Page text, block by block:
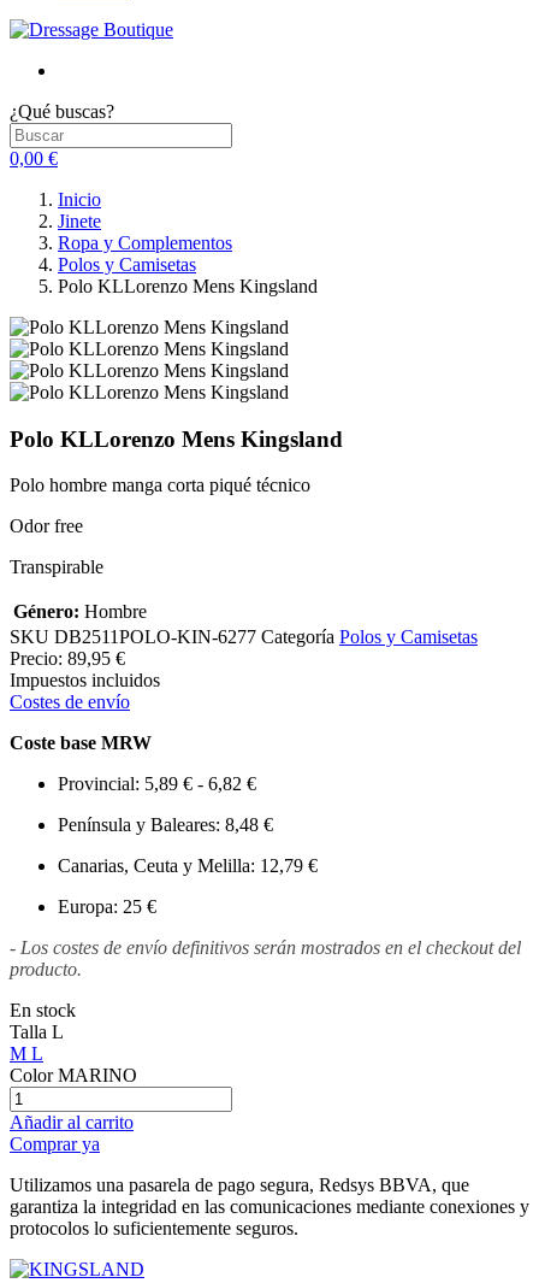
¿Qué buscas?
0,00 €
Inicio
Jinete
Ropa y Complementos
Polos y Camisetas
Polo KLLorenzo Mens Kingsland
Polo KLLorenzo Mens Kingsland
Polo hombre manga corta piqué técnico
Odor free
Transpirable
Género: Hombre
SKU DB2511POLO-KIN-6277 Categoría Polos y Camisetas
Precio: 89,95 €
Impuestos incluidos
Costes de envío
Coste base MRW
Provincial: 5,89 € - 6,82 €
Península y Baleares: 8,48 €
Canarias, Ceuta y Melilla: 12,79 €
Europa: 25 €
- Los costes de envío definitivos serán mostrados en el checkout del
producto.
En stock
Talla L
M L
Color MARINO
Añadir al carrito
Comprar ya
Utilizamos una pasarela de pago segura, Redsys BBVA, que
garantiza la integridad en las comunicaciones mediante conexiones y
protocolos lo suficientemente seguros.